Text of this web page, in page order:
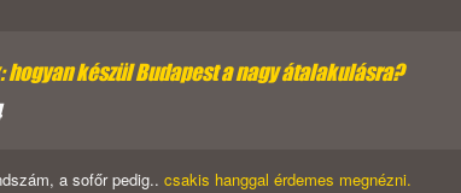
hogyan készül Budapest a nagy átalakulásra?
a sofőr pedig.. csakis hanggal érdemes megnézni.